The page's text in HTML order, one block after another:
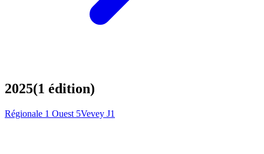
2025(1 édition)
Régionale 1 Ouest 5Vevey J1